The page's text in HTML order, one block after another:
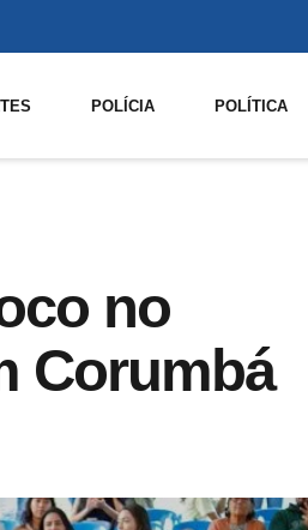
POLÍCIA POLÍTICA
no
Corumbá